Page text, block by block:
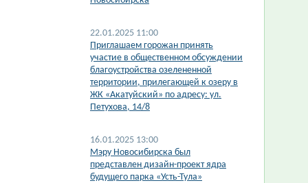
22.01.2025 11:00
Приглашаем горожан принять
участие в общественном обсуждении
благоустройства озелененной
территории, прилегающей к озеру в
ЖК «Акатуйский» по адресу: ул.
Петухова, 14/8
16.01.2025 13:00
Мэру Новосибирска был
представлен дизайн-проект ядра
будущего парка «Усть-Тула»